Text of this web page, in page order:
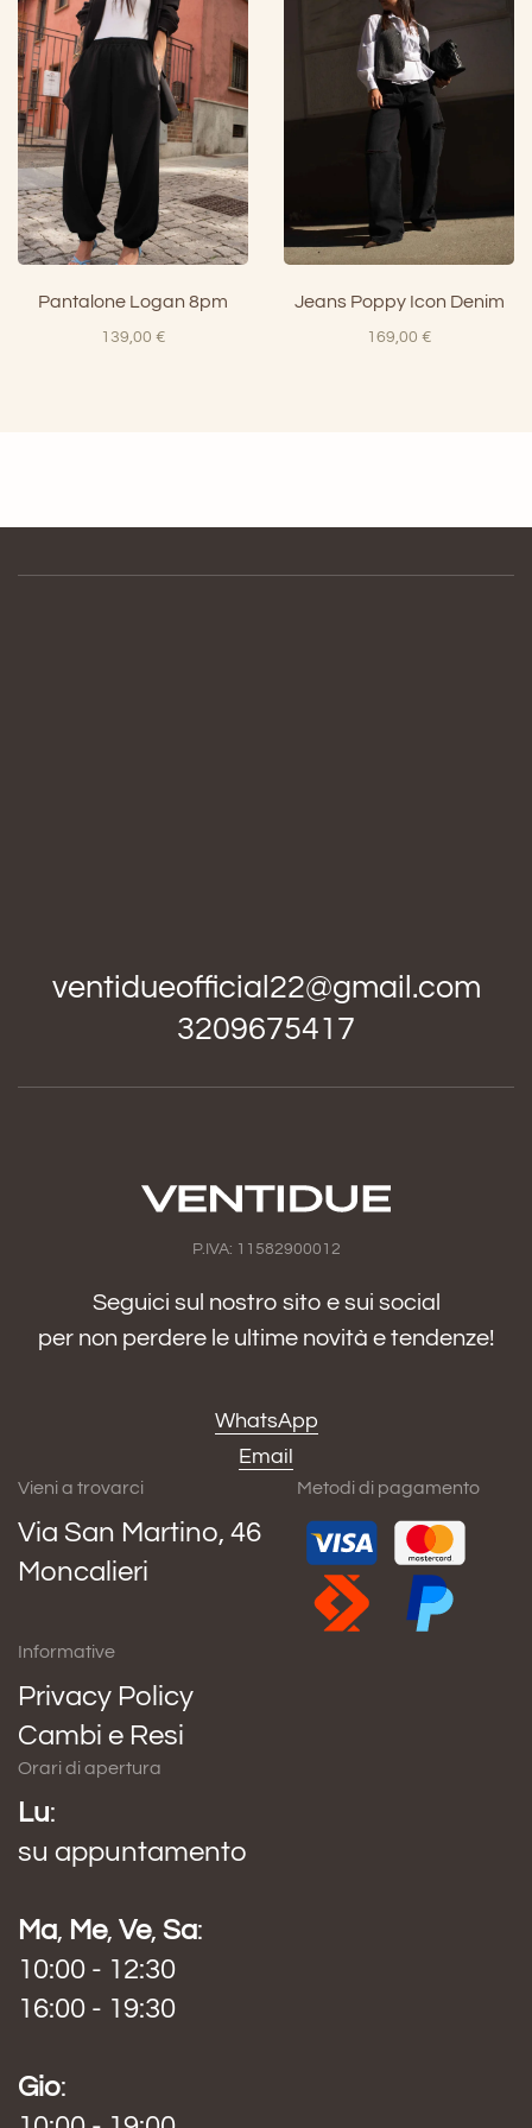
era:
100,00 €.
Pantalone Logan 8pm
139,00 €
Jeans Poppy Icon Denim
169,00 €
ventidueofficial22@gmail.com
3209675417
P.IVA: 11582900012
Seguici sul nostro sito e sui social
per non perdere le ultime novità e tendenze!
WhatsApp
Email
Vieni a trovarci
Via San Martino, 46
Moncalieri
Metodi di pagamento
Informative
Privacy Policy
Cambi e Resi
Orari di apertura
Lu:
su appuntamento
Ma, Me, Ve, Sa:
10:00 - 12:30
16:00 - 19:30
Gio: